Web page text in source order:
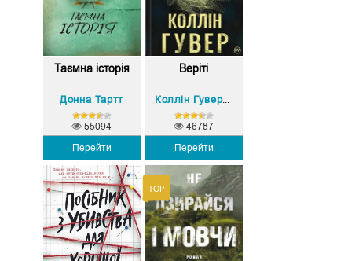
Таємна історія
Донна Тартт
Перейти
55094
Веріті
Коллін Гувер (Колін Гувер)
Перейти
46787